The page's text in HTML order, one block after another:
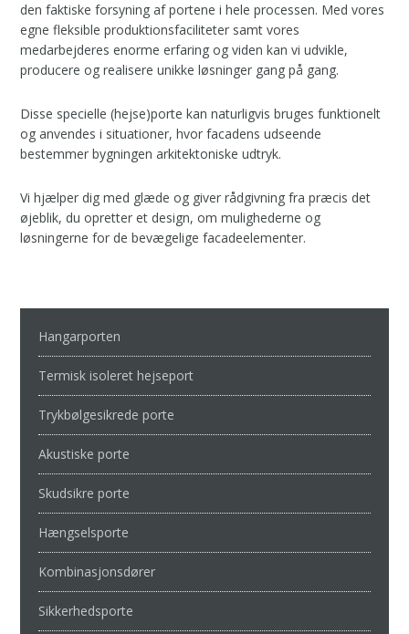
den faktiske forsyning af portene i hele processen. Med vores
egne fleksible produktionsfaciliteter samt vores
medarbejderes enorme erfaring og viden kan vi udvikle,
producere og realisere unikke løsninger gang på gang.
Disse specielle (hejse)porte kan naturligvis bruges funktionelt
og anvendes i situationer, hvor facadens udseende
bestemmer bygningen arkitektoniske udtryk.
Vi hjælper dig med glæde og giver rådgivning fra præcis det
øjeblik, du opretter et design, om mulighederne og
løsningerne for de bevægelige facadeelementer.
Hangarporten
Termisk isoleret hejseport
Trykbølgesikrede porte
Akustiske porte
Skudsikre porte
Hængselsporte
Kombinasjonsdører
Sikkerhedsporte